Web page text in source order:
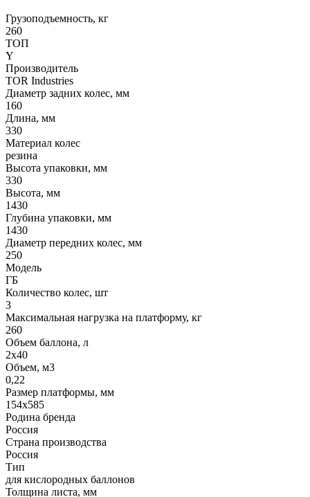
Грузоподъемность, кг
260
ТОП
Y
Производитель
TOR Industries
Диаметр задних колес, мм
160
Длина, мм
330
Материал колес
резина
Высота упаковки, мм
330
Высота, мм
1430
Глубина упаковки, мм
1430
Диаметр передних колес, мм
250
Модель
ГБ
Количество колес, шт
3
Максимальная нагрузка на платформу, кг
260
Объем баллона, л
2х40
Объем, м3
0,22
Размер платформы, мм
154х585
Родина бренда
Россия
Страна производства
Россия
Тип
для кислородных баллонов
Толщина листа, мм